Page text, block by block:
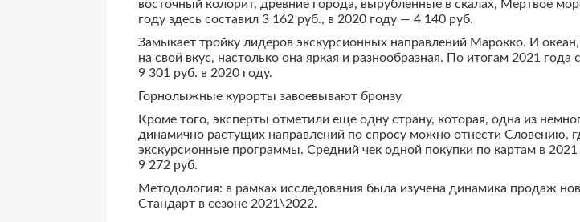
восточный колорит, древние города, вырубленные в скалах, Мертвое
году здесь составил 3 162 руб., в 2020 году — 4 140 руб.
Замыкает тройку лидеров экскурсионных направлений Марокко. И
на свой вкус, настолько она яркая и разнообразная. По итогам 2021
9 301 руб. в 2020 году.
Горнолыжные курорты завоевывают бронзу
Кроме того, эксперты отметили еще одну страну, которая, одна из
динамично растущих направлений по спросу можно отнести
экскурсионные программы. Средний чек одной покупки по картам в
9 272 руб.
Методология: в рамках исследования была изучена динамика продаж
Стандарт в сезоне 2021\2022.